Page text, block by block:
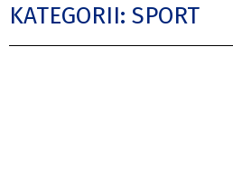
KATEGORII: SPORT